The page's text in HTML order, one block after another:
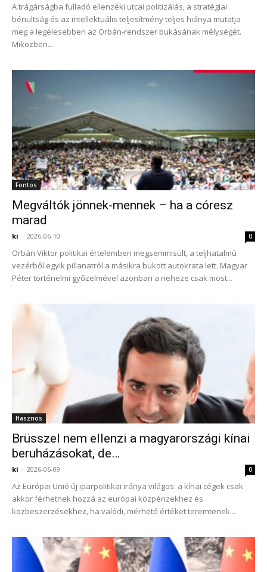
A trágárságba fulladó ellenzéki utcai politizálás, a stratégiai
bénultság és az intellektuális teljesítmény teljes hiánya mutatja
meg a legélesebben az Orbán-rendszer bukásának mélységét.
Miközben...
Fontos
Megváltók jönnek-mennek – ha a córesz
marad
ki - 2026-06-10 0
Orbán Viktor politikai értelemben megsemmisült, a teljhatalmú
vezérből egyik pillanatról a másikra bukott autokrata lett. Magyar
Péter történelmi győzelmével azonban a neheze csak most...
Hasznos
Brüsszel nem ellenzi a magyarországi kínai
beruházásokat, de…
ki - 2026-06-09 0
Az Európai Unió új iparpolitikai iránya világos: a kínai cégek csak
akkor férhetnek hozzá az európai közpénzekhez és
közbeszerzésekhez, ha valódi, mérhető értéket teremtenek...